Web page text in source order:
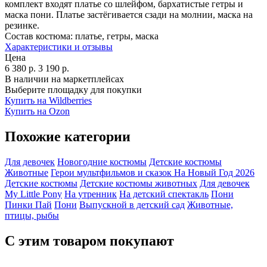
комплект входят платье со шлейфом, бархатистые гетры и
маска пони. Платье застёгивается сзади на молнии, маска на
резинке.
Состав костюма: платье, гетры, маска
Характеристики и отзывы
Цена
6 380 р. 3 190 р.
В наличии на маркетплейсах
Выберите площадку для покупки
Купить на Wildberries
Купить на Ozon
Похожие категории
Для девочек Новогодние костюмы Детские костюмы
Животные Герои мультфильмов и сказок На Новый Год 2026
Детские костюмы Детские костюмы животных Для девочек
My Little Pony На утренник На детский спектакль Пони
Пинки Пай Пони Выпускной в детский сад Животные,
птицы, рыбы
С этим товаром покупают